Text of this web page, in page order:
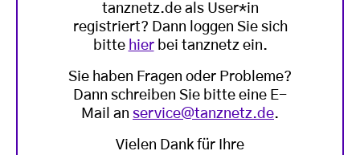
tanznetz.de als User*in
registriert? Dann loggen Sie sich
bitte hierbei tanznetz ein.
Sie haben Fragen oder Probleme?
Dann schreiben Sie bitte eine E-
Mail an service@tanznetz.de.
Vielen Dank für Ihre